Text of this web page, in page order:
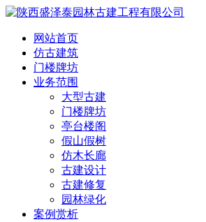
网站首页
仿古建筑
门楼牌坊
业务范围
大型古建
门楼牌坊
亭台楼阁
假山假树
仿木长廊
古建设计
古建修复
园林绿化
案例赏析